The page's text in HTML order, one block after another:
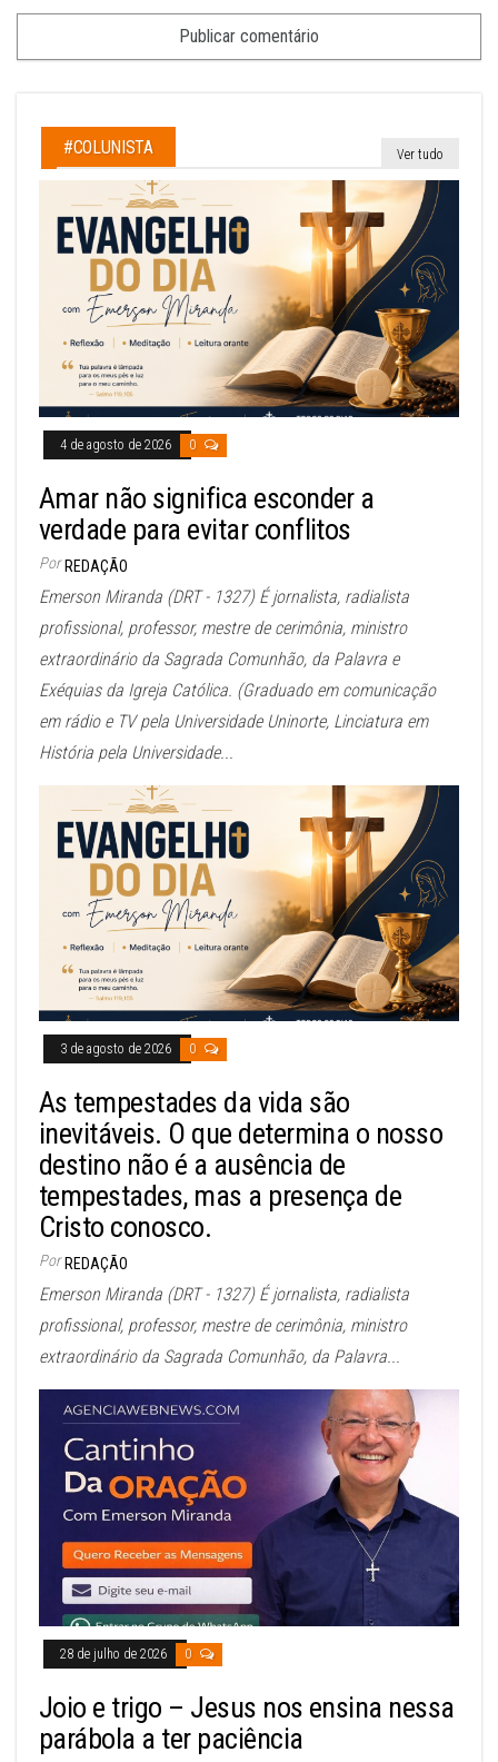
#COLUNISTA Ver tudo
4 de agosto de 2026 0
Amar não significa esconder a
verdade para evitar conflitos
Por REDAÇÃO
Emerson Miranda (DRT - 1327) É jornalista, radialista
profissional, professor, mestre de cerimônia, ministro
extraordinário da Sagrada Comunhão, da Palavra e
Exéquias da Igreja Católica. (Graduado em comunicação
em rádio e TV pela Universidade Uninorte, Linciatura em
História pela Universidade...
3 de agosto de 2026 0
As tempestades da vida são
inevitáveis. O que determina o nosso
destino não é a ausência de
tempestades, mas a presença de
Cristo conosco.
Por REDAÇÃO
Emerson Miranda (DRT - 1327) É jornalista, radialista
profissional, professor, mestre de cerimônia, ministro
extraordinário da Sagrada Comunhão, da Palavra...
28 de julho de 2026 0
Joio e trigo – Jesus nos ensina nessa
parábola a ter paciência